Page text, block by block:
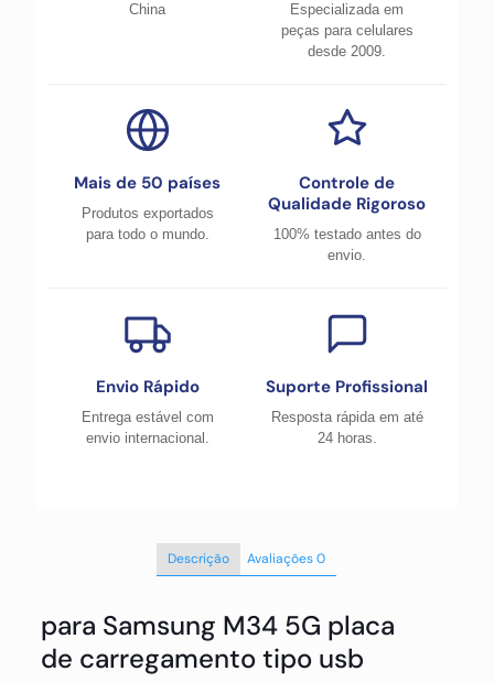
China
Especializada em
peças para celulares
desde 2009.
Mais de 50 países
Produtos exportados
para todo o mundo.
Controle de
Qualidade Rigoroso
100% testado antes do
envio.
Envio Rápido
Entrega estável com
envio internacional.
Suporte Profissional
Resposta rápida em até
24 horas.
Descrição Avaliações0
para Samsung M34 5G placa
de carregamento tipo usb